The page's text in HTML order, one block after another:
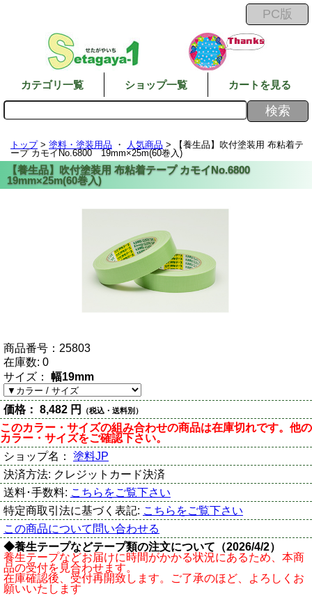
カテゴリ一覧 ショップ一覧 カートを見る
トップ> 塗料・塗装用品 ・ 人気商品 > 【養生品】吹付塗装用 布粘着テ
ープ カモイNo.6800 19mm×25m(60巻入)
商品番号： 25803
在庫数: 0
サイズ： 幅19mm
価格： 8,482 円 （税込・送料別）
このカラー・サイズの組み合わせの商品は在庫切れです。他の
カラー・サイズをご確認下さい。
ショップ名： 塗料JP
決済方法: クレジットカード決済
送料･手数料: こちらをご覧下さい
特定商取引法に基づく表記: こちらをご覧下さい
この商品について問い合わせる
◆養生テープなどテープ類の注文について（2026/4/2）
養生テープなどお届けに時間がかかる状況にあるため、本商
品の受付を見合わせます。
在庫確認後、受付再開致します。ご了承のほど、よろしくお
願いいたします